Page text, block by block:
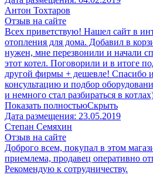
Антон Тохтаров
Отзыв на сайте
Всех приветствую! Нашел сайт в
отопления для дома. Добавил в
нужен, мне перезвонили и начали
этот котел. Поговорили и в итоге
другой фирмы + дешевле! Спасибо
консультацию и подбор
и немного стал разбираться в
Показать полностьюСкрыть
Дата размещения: 23.05.2019
Степан Семяхин
Отзыв на сайте
Доброго всем, покупал в этом
приемлема, продавец оперативно
Рекомендую к сотрудничеству.